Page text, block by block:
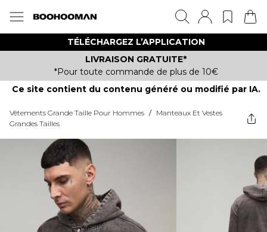
TÉLÉCHARGEZ L’APPLICATION
LIVRAISON GRATUITE*
*Pour toute commande de plus de 10€
Ce site contient du contenu généré ou modifié par IA.
Vêtements Grande Taille Pour Hommes / Manteaux Et Vestes
Grandes Tailles